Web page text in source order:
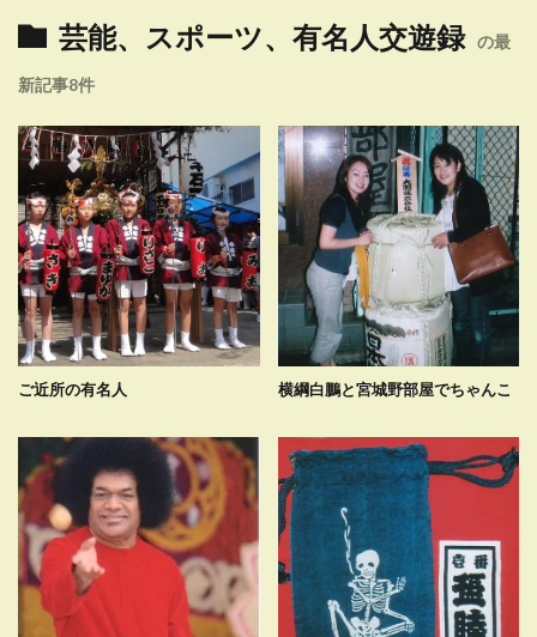
芸能、スポーツ、有名人交遊録 の最
新記事8件
ご近所の有名人 横綱白鵬と宮城野部屋でちゃんこ